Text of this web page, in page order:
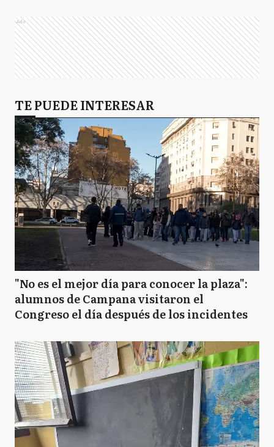
Ads
TE PUEDE INTERESAR
"No es el mejor día para conocer la plaza":
alumnos de Campana visitaron el
Congreso el día después de los incidentes